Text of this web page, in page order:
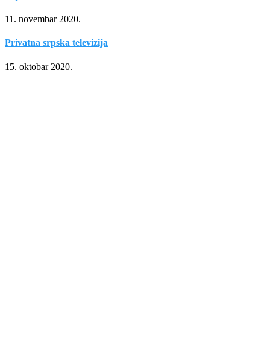
11. novembar 2020.
Privatna srpska televizija
15. oktobar 2020.